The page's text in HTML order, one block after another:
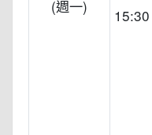
(週一)
15:30